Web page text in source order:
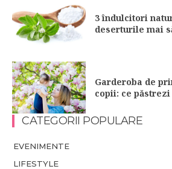
3 îndulcitori
deserturile mai
Garderoba de
copii: ce
CATEGORII POPULARE
EVENIMENTE
LIFESTYLE